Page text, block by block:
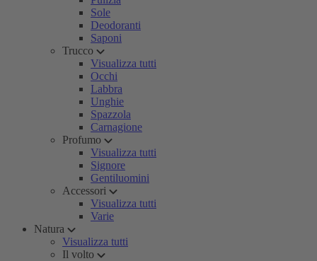
Sole
Deodoranti
Saponi
Trucco
Visualizza tutti
Occhi
Labbra
Unghie
Spazzola
Carnagione
Profumo
Visualizza tutti
Signore
Gentiluomini
Accessori
Visualizza tutti
Varie
Natura
Visualizza tutti
Il volto